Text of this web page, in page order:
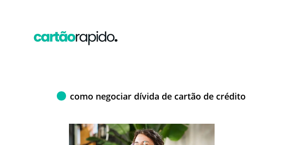
como negociar dívida de cartão de crédito